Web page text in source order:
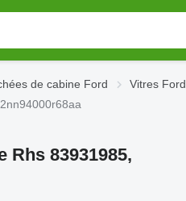
de cabine Ford Vitres Ford
Rhs 83931985,